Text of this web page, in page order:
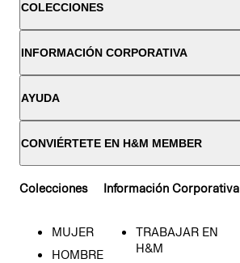
COLECCIONES
INFORMACIÓN CORPORATIVA
AYUDA
CONVIÉRTETE EN H&M MEMBER
Colecciones
MUJER
HOMBRE
Información Corporativa
TRABAJAR EN
H&M